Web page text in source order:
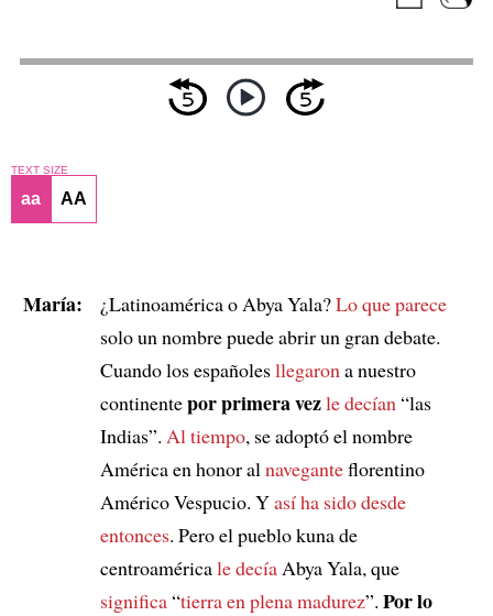
TEXT SIZE
aa AA
María: ¿Latinoamérica o Abya Yala?Lo que parece
solo un nombre puede abrir un gran debate.
Cuando los españolesllegaron a nuestro
continentepor primera vezle decían “las
Indias”. Al tiempo, se adoptó el nombre
América en honor al naveganteflorentino
Américo Vespucio. Yasí ha sidodesde
entonces. Pero el pueblo kuna de
centroaméricale decíaAbya Yala, que
significa“tierra en plena madurez”. Por lo